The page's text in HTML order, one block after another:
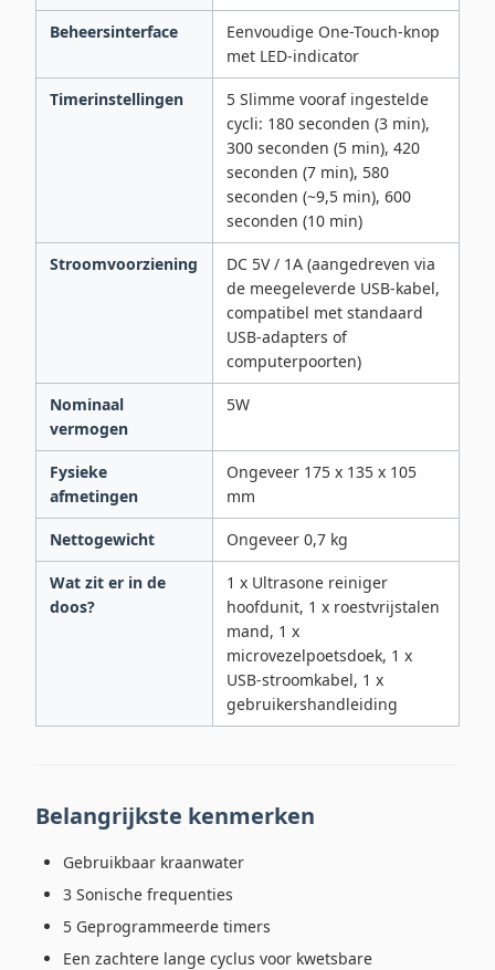
Beheersinterface
Eenvoudige One-Touch-knop
met LED-indicator
Timerinstellingen
5 Slimme vooraf ingestelde
cycli: 180 seconden (3 min),
300 seconden (5 min), 420
seconden (7 min), 580
seconden (~9,5 min), 600
seconden (10 min)
Stroomvoorziening
DC 5V / 1A (aangedreven via
de meegeleverde USB-kabel,
compatibel met standaard
USB-adapters of
computerpoorten)
Nominaal
vermogen
5W
Fysieke
afmetingen
Ongeveer 175 x 135 x 105
mm
Nettogewicht Ongeveer 0,7 kg
Wat zit er in de
doos?
1 x Ultrasone reiniger
hoofdunit, 1 x roestvrijstalen
mand, 1 x
microvezelpoetsdoek, 1 x
USB-stroomkabel, 1 x
gebruikershandleiding
Belangrijkste kenmerken
Gebruikbaar kraanwater
3 Sonische frequenties
5 Geprogrammeerde timers
Een zachtere lange cyclus voor kwetsbare